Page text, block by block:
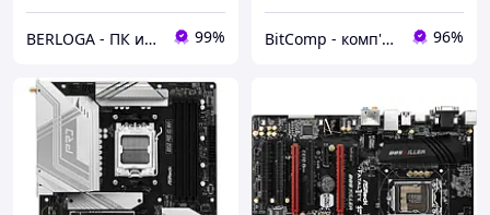
BERLOGA - ПК и комплектующие 99% BitComp - комп'ютерна брендова техніка 96%